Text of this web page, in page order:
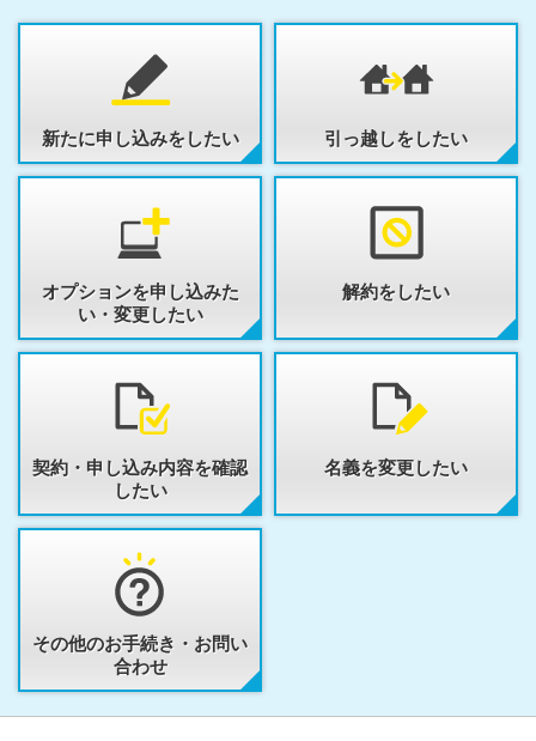
新たに申し込みをしたい 引っ越しをしたい
オプションを申し込みた
い・変更したい
解約をしたい
契約・申し込み内容を確認
したい
名義を変更したい
その他のお手続き・お問い
合わせ